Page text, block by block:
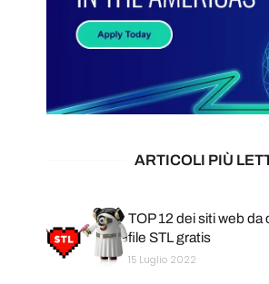
ARTICOLI PIÙ
TOP 12 dei siti web da
file STL gratis
15 Luglio 2022